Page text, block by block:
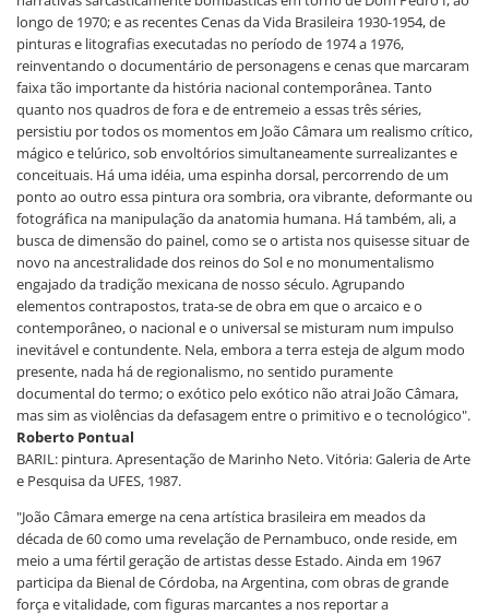
longo de 1970; e as recentes Cenas da Vida Brasileira 1930-1954, de
pinturas e litografias executadas no período de 1974 a 1976,
reinventando o documentário de personagens e cenas que marcaram
faixa tão importante da história nacional contemporânea. Tanto
quanto nos quadros de fora e de entremeio a essas três séries,
persistiu por todos os momentos em João Câmara um realismo crítico,
mágico e telúrico, sob envoltórios simultaneamente surrealizantes e
conceituais. Há uma idéia, uma espinha dorsal, percorrendo de um
ponto ao outro essa pintura ora sombria, ora vibrante, deformante ou
fotográfica na manipulação da anatomia humana. Há também, ali, a
busca de dimensão do painel, como se o artista nos quisesse situar de
novo na ancestralidade dos reinos do Sol e no monumentalismo
engajado da tradição mexicana de nosso século. Agrupando
elementos contrapostos, trata-se de obra em que o arcaico e o
contemporâneo, o nacional e o universal se misturam num impulso
inevitável e contundente. Nela, embora a terra esteja de algum modo
presente, nada há de regionalismo, no sentido puramente
documental do termo; o exótico pelo exótico não atrai João Câmara,
mas sim as violências da defasagem entre o primitivo e o tecnológico".
Roberto Pontual
BARIL: pintura. Apresentação de Marinho Neto. Vitória: Galeria de Arte
e Pesquisa da UFES, 1987.
"João Câmara emerge na cena artística brasileira em meados da
década de 60 como uma revelação de Pernambuco, onde reside, em
meio a uma fértil geração de artistas desse Estado. Ainda em 1967
participa da Bienal de Córdoba, na Argentina, com obras de grande
força e vitalidade, com figuras marcantes a nos reportar a